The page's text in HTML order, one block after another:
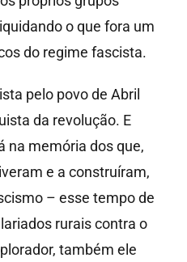
o que fora um
do regime fascista.
pelo povo de Abril
da revolução. E
na memória dos que,
e a construíram,
– esse tempo de
rurais contra o
também ele